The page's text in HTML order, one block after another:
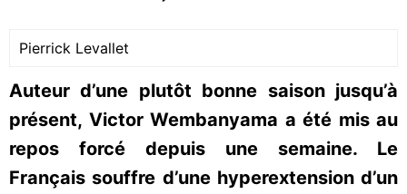
Pierrick Levallet
Auteur d’une plutôt bonne saison jusqu’à
présent, Victor Wembanyama a été mis au
repos forcé depuis une semaine. Le
Français souffre d’une hyperextension d’un